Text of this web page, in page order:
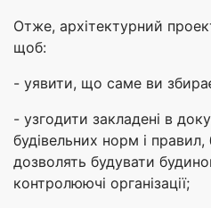
Отже, архітектурний
щоб:
- уявити, що саме ви
- узгодити закладені в
будівельних норм і
дозволять будувати
контролюючі організації;